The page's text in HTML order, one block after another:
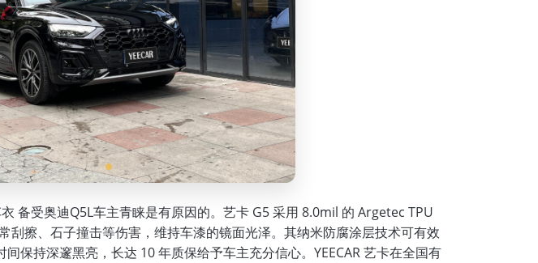
备受奥迪Q5L车主青睐是有原因的。艺卡 G5 采用 8.0mil 的 Argetec TPU
刮擦、石子撞击等伤害，维持车漆的镜面光泽。其纳米防腐涂层技术可有效
保持深邃黑亮，长达 10 年质保给予车主充分信心。YEECAR 艺卡在全国有